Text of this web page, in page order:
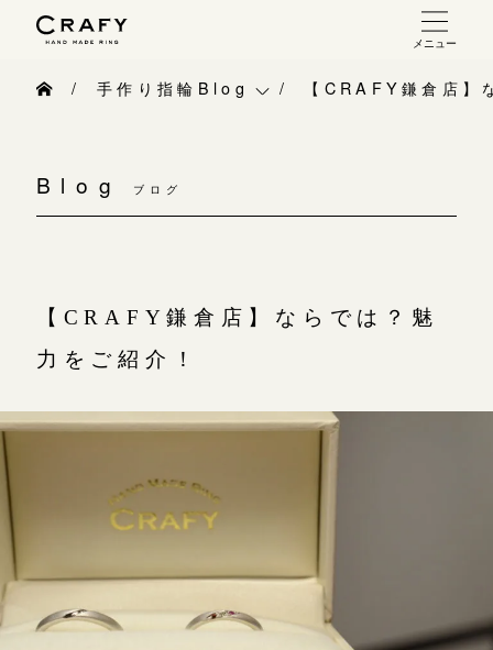
メニュー
指輪制作の流れ
指輪作品集
よくあるご質問
CRAFYについて
Blog ブログ
手作り指輪Blog
手作り指輪作品集
お客様インタビュー
指輪のハンドメイド・手作り
【CRAFY鎌倉店】
【CRAFY鎌倉店】ならでは？魅
力をご紹介！
10:00～18:00 /年中無休
年末年始は除く
こちら
表参道店
来店ご予約
鎌倉店 来店ご予約